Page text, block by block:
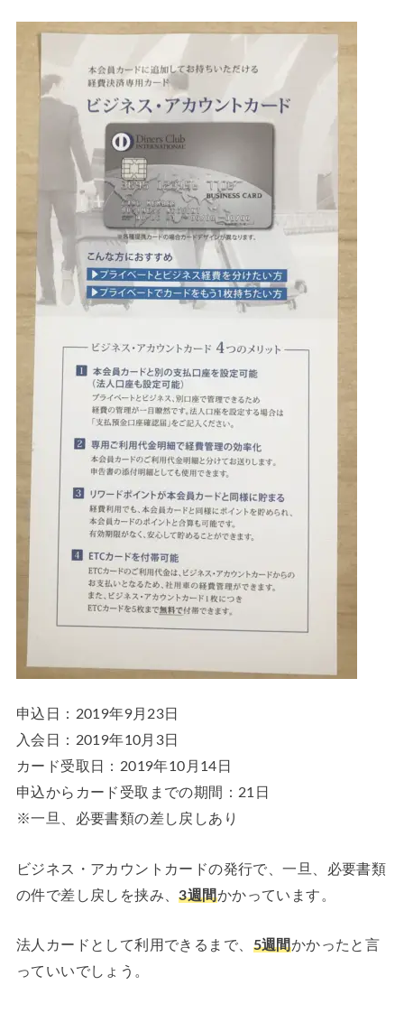
申込日：2019年9月23日
入会日：2019年10月3日
カード受取日：2019年10月14日
申込からカード受取までの期間：21日
※一旦、必要書類の差し戻しあり
ビジネス・アカウントカードの発行で、一旦、必要書類
の件で差し戻しを挟み、3週間かかっています。
法人カードとして利用できるまで、 5週間かかったと言
っていいでしょう。